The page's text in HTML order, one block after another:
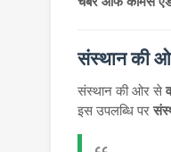
संस्थान की
संस्थान की ओर से
इस उपलब्धि पर